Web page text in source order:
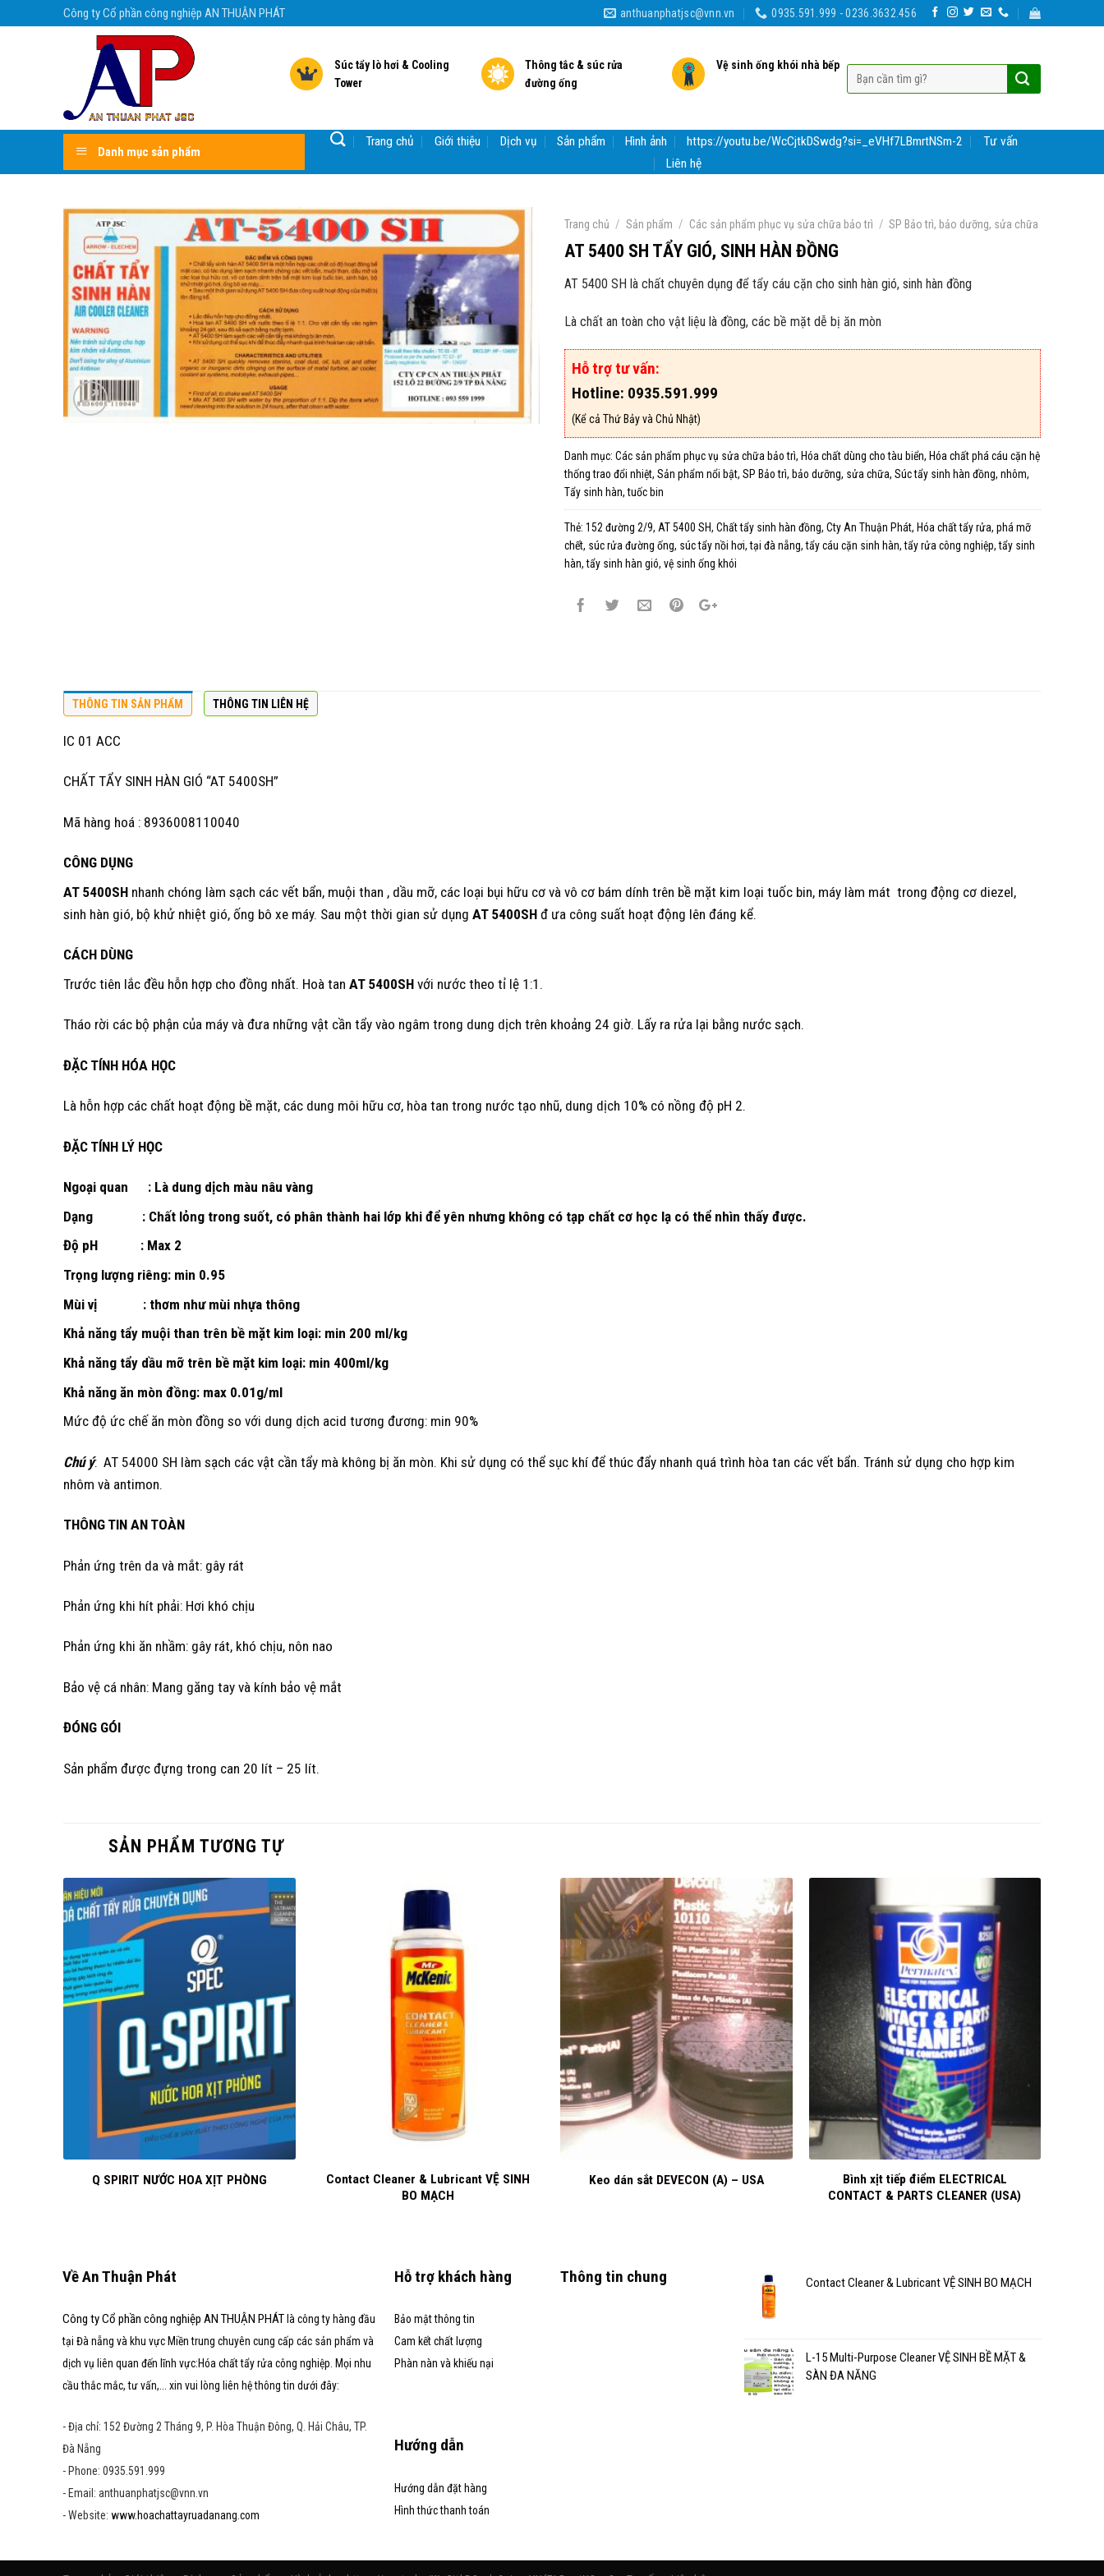
Công ty Cổ phần công nghiệp AN THUẬN PHÁT anthuanphatjsc@vnn.vn 0935.591.999 - 0236.3632.456
Súc tẩy lò hơi & Cooling
Tower
Thông tắc & súc rửa
đường ống
Vệ sinh ống khói nhà bếp
Danh mục sản phẩm
Trang chủ Giới thiệu Dịch vụ Sản phẩm Hình ảnh https://youtu.be/WcCjtkDSwdg?si=_eVHf7LBmrtNSm-2
Tư vấn
Liên hệ
Trang chủ / Sản phẩm / Các sản phẩm phục vụ sửa chữa bảo trì / SP Bảo trì, bảo dưỡng, sửa chữa
AT 5400 SH TẨY GIÓ, SINH HÀN ĐỒNG
AT 5400 SH là chất chuyên dụng để tẩy cáu cặn cho sinh hàn gió, sinh hàn đồng
Là chất an toàn cho vật liệu là đồng, các bề mặt dễ bị ăn mòn
Hỗ trợ tư vấn:
Hotline: 0935.591.999
(Kể cả Thứ Bảy và Chủ Nhật)
Danh mục: Các sản phẩm phục vụ sửa chữa bảo trì, Hóa chất dùng cho tàu biển, Hóa chất phá cáu cặn hệ
thống trao đổi nhiệt, Sản phẩm nổi bật, SP Bảo trì, bảo dưỡng, sửa chữa, Súc tẩy sinh hàn đồng, nhôm,
Tẩy sinh hàn, tuốc bin
Thẻ: 152 đường 2/9, AT 5400 SH, Chất tẩy sinh hàn đồng, Cty An Thuận Phát, Hóa chất tẩy rửa, phá mỡ
chết, súc rửa đường ống, súc tẩy nồi hơi,tại đà nẵng,tẩy cáu cặn sinh hàn,tẩy rửa công nghiệp,tẩy sinh
hàn,tẩy sinh hàn gió, vệ sinh ống khói
THÔNG TIN SẢN PHẨM THÔNG TIN LIÊN HỆ
IC 01 ACC
CHẤT TẨY SINH HÀN GIÓ “AT 5400SH”
Mã hàng hoá : 8936008110040
CÔNG DỤNG
AT 5400SH nhanh chóng làm sạch các vết bẩn, muội than , dầu mỡ, các loại bụi hữu cơ và vô cơ bám dính trên bề mặt kim loại tuốc bin, máy làm mát trong động cơ diezel,
sinh hàn gió, bộ khử nhiệt gió, ống bô xe máy. Sau một thời gian sử dụng AT 5400SH đ ưa công suất hoạt động lên đáng kể.
CÁCH DÙNG
Trước tiên lắc đều hỗn hợp cho đồng nhất. Hoà tan AT 5400SH với nước theo tỉ lệ 1:1.
Tháo rời các bộ phận của máy và đưa những vật cần tẩy vào ngâm trong dung dịch trên khoảng 24 giờ. Lấy ra rửa lại bằng nước sạch.
ĐẶC TÍNH HÓA HỌC
Là hỗn hợp các chất hoạt động bề mặt, các dung môi hữu cơ, hòa tan trong nước tạo nhũ, dung dịch 10% có nồng độ pH 2.
ĐẶC TÍNH LÝ HỌC
Ngoại quan : Là dung dịch màu nâu vàng
Dạng : Chất lỏng trong suốt, có phân thành hai lớp khi để yên nhưng không có tạp chất cơ học lạ có thể nhìn thấy được.
Độ pH : Max 2
Trọng lượng riêng: min 0.95
Mùi vị : thơm như mùi nhựa thông
Khả năng tẩy muội than trên bề mặt kim loại: min 200 ml/kg
Khả năng tẩy dầu mỡ trên bề mặt kim loại: min 400ml/kg
Khả năng ăn mòn đồng: max 0.01g/ml
Mức độ ức chế ăn mòn đồng so với dung dịch acid tương đương: min 90%
Chú ý: AT 54000 SH làm sạch các vật cần tẩy mà không bị ăn mòn. Khi sử dụng có thể sục khí để thúc đẩy nhanh quá trình hòa tan các vết bẩn. Tránh sử dụng cho hợp kim
nhôm và antimon.
THÔNG TIN AN TOÀN
Phản ứng trên da và mắt: gây rát
Phản ứng khi hít phải: Hơi khó chịu
Phản ứng khi ăn nhầm: gây rát, khó chịu, nôn nao
Bảo vệ cá nhân: Mang găng tay và kính bảo vệ mắt
ĐÓNG GÓI
Sản phẩm được đựng trong can 20 lít – 25 lít.
SẢN PHẨM TƯƠNG TỰ
Q SPIRIT NƯỚC HOA XỊT PHÒNG
Contact Cleaner & Lubricant VỆ SINH
BO MẠCH
Keo dán sắt DEVECON (A) – USA
Bình xịt tiếp điểm ELECTRICAL
CONTACT & PARTS CLEANER (USA)
Về An Thuận Phát
Công ty Cổ phần công nghiệp AN THUẬN PHÁTlà công ty hàng đầu
tại Đà nẵng và khu vực Miền trung chuyên cung cấp các sản phẩm và
dịch vụ liên quan đến lĩnh vực:Hóa chất tẩy rửa công nghiệp. Mọi nhu
cầu thắc mắc, tư vấn,... xin vui lòng liên hệ thông tin dưới đây:
- Địa chỉ: 152 Đường 2 Tháng 9, P. Hòa Thuận Đông, Q. Hải Châu, TP.
Đà Nẵng
- Phone: 0935.591.999
- Email: anthuanphatjsc@vnn.vn
- Website: www.hoachattayruadanang.com
Hỗ trợ khách hàng
Bảo mật thông tin
Cam kết chất lượng
Phàn nàn và khiếu nại
Hướng dẫn
Hướng dẫn đặt hàng
Hình thức thanh toán
Thông tin chung Contact Cleaner & Lubricant VỆ SINH BO MẠCH
L-15 Multi-Purpose Cleaner VỆ SINH BỀ MẶT &
SÀN ĐA NĂNG